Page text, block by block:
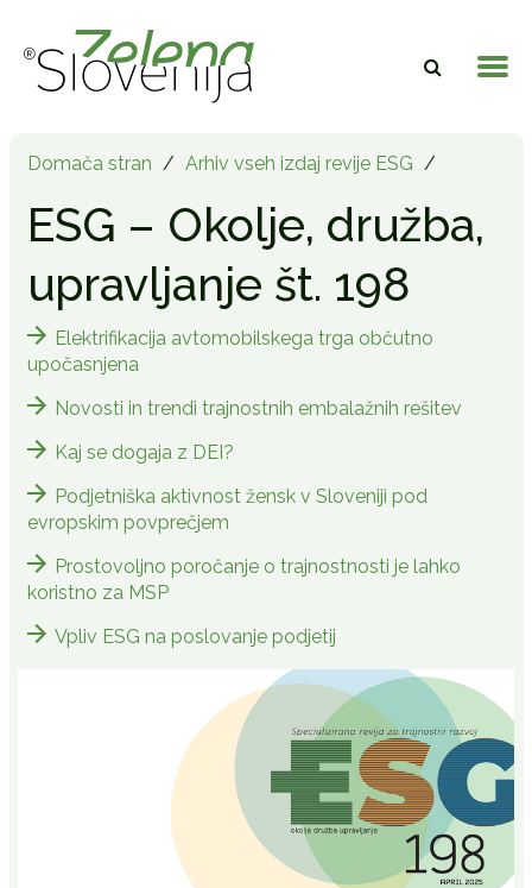
Domača stran / Arhiv vseh izdaj revije ESG /
ESG – Okolje, družba,
upravljanje št. 198
Elektrifikacija avtomobilskega trga občutno
upočasnjena
Novosti in trendi trajnostnih embalažnih rešitev
Kaj se dogaja z DEI?
Podjetniška aktivnost žensk v Sloveniji pod
evropskim povprečjem
Prostovoljno poročanje o trajnostnosti je lahko
koristno za MSP
Vpliv ESG na poslovanje podjetij